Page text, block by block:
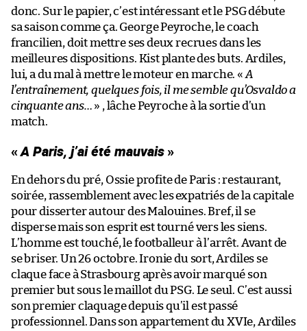
donc. Sur le papier, c’est intéressant et le PSG débute
sa saison comme ça. George Peyroche, le coach
francilien, doit mettre ses deux recrues dans les
meilleures dispositions. Kist plante des buts. Ardiles,
lui, a du mal à mettre le moteur en marche. « A
l’entraînement, quelques fois, il me semble qu’Osvaldo a
cinquante ans… » , lâche Peyroche à la sortie d’un
match.
«A Paris, j’ai été mauvais»
En dehors du pré, Ossie profite de Paris : restaurant,
soirée, rassemblement avec les expatriés de la capitale
pour disserter autour des Malouines. Bref, il se
disperse mais son esprit est tourné vers les siens.
L’homme est touché, le footballeur à l’arrêt. Avant de
se briser. Un 26 octobre. Ironie du sort, Ardiles se
claque face à Strasbourg après avoir marqué son
premier but sous le maillot du PSG. Le seul. C’est aussi
son premier claquage depuis qu’il est passé
professionnel. Dans son appartement du XVIe, Ardiles